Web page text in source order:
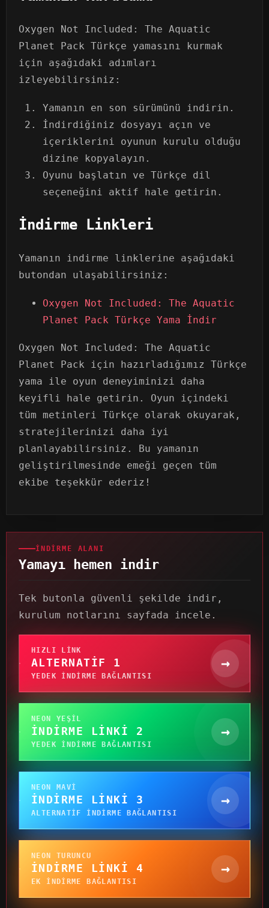
Oxygen Not Included: The Aquatic
Planet Pack Türkçe yamasını kurmak
için aşağıdaki adımları
izleyebilirsiniz:
Yamanın en son sürümünü indirin.
İndirdiğiniz dosyayı açın ve
içeriklerini oyunun kurulu olduğu
dizine kopyalayın.
Oyunu başlatın ve Türkçe dil
seçeneğini aktif hale getirin.
İndirme Linkleri
Yamanın indirme linklerine aşağıdaki
butondan ulaşabilirsiniz:
Oxygen Not Included: The Aquatic
Planet Pack Türkçe Yama İndir
Oxygen Not Included: The Aquatic
Planet Pack için hazırladığımız Türkçe
yama ile oyun deneyiminizi daha
keyifli hale getirin. Oyun içindeki
tüm metinleri Türkçe olarak okuyarak,
stratejilerinizi daha iyi
planlayabilirsiniz. Bu yamanın
geliştirilmesinde emeği geçen tüm
ekibe teşekkür ederiz!
İNDIRME ALANI
Yamayı hemen indir
Tek butonla güvenli şekilde indir,
kurulum notlarını sayfada incele.
HIZLI LINK
ALTERNATIF 1
YEDEK INDIRME BAĞLANTISI
→
NEON YEŞIL
İNDIRME LINKI 2
YEDEK INDIRME BAĞLANTISI
→
NEON MAVI
İNDIRME LINKI 3
ALTERNATIF INDIRME BAĞLANTISI
→
NEON TURUNCU
İNDIRME LINKI 4
EK INDIRME BAĞLANTISI
→